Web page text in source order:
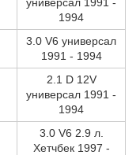
1994
3.0 V6 универсал
1991 - 1994
2.1 D 12V
универсал 1991 -
1994
3.0 V6 2.9 л.
Хетчбек 1997 -